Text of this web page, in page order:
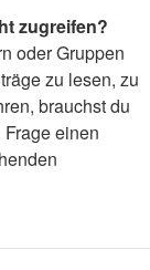
zugreifen?
oder Gruppen
zu lesen, zu
brauchst du
einen